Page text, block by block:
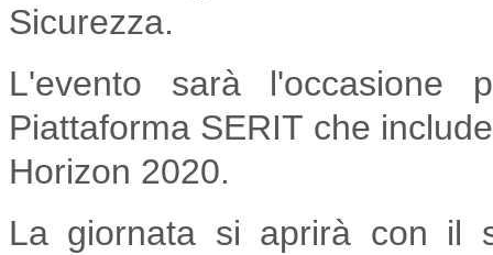
Sicurezza.
L'evento sarà l'occasione
Piattaforma SERIT che
Horizon 2020.
La giornata si aprirà con il